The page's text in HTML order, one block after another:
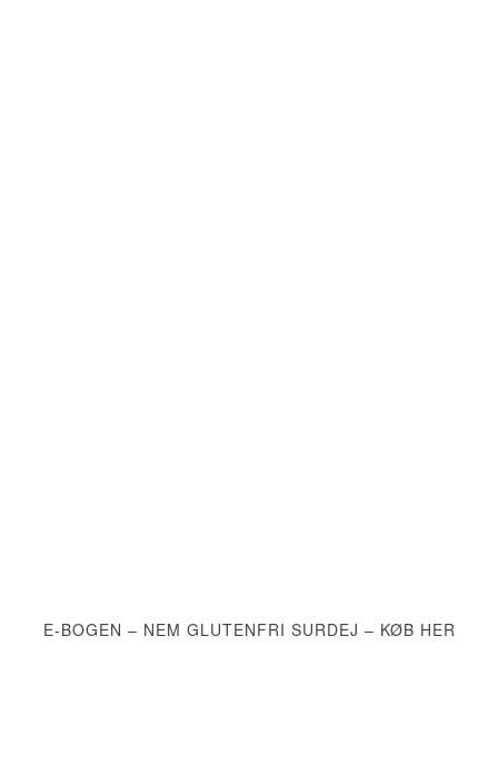
E-BOGEN – NEM GLUTENFRI SURDEJ – KØB HER